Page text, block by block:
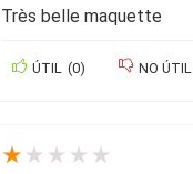
Très belle maquette
ÚTIL (0) NO ÚTIL
★ ★ ★ ★ ★